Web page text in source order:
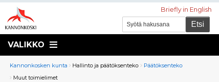
Briefly in English
VALIKKO
Murupolku
You
are
Kannonkosken kunta Hallinto ja päätöksenteko
Päätöksenteko
Muut toimielimet